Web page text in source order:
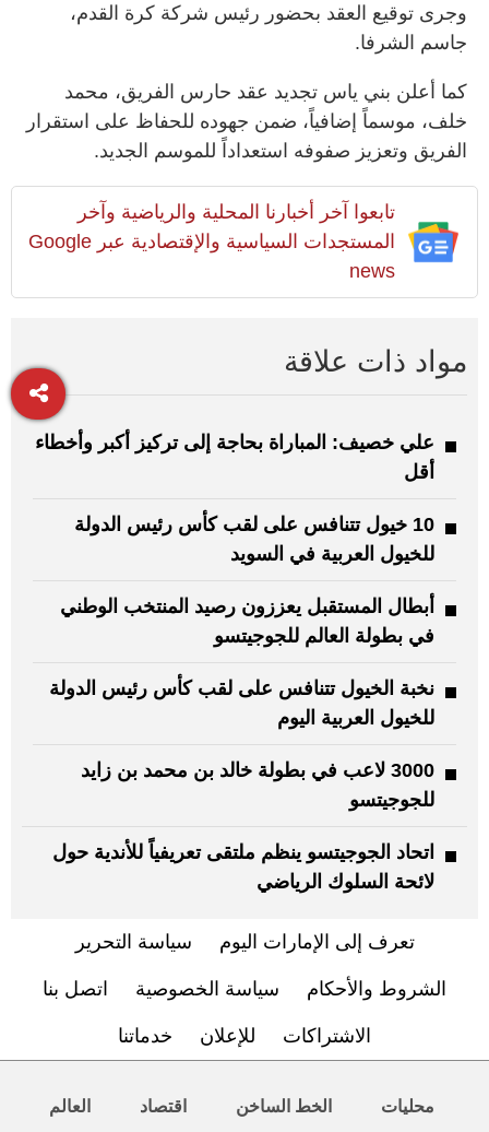
وجرى توقيع العقد بحضور رئيس شركة كرة القدم،
جاسم الشرفا.
كما أعلن بني ياس تجديد عقد حارس الفريق، محمد
خلف، موسماً إضافياً، ضمن جهوده للحفاظ على استقرار
الفريق وتعزيز صفوفه استعداداً للموسم الجديد.
تابعوا آخر أخبارنا المحلية والرياضية وآخر
المستجدات السياسية والإقتصادية عبر Google
news
مواد ذات علاقة
علي خصيف: المباراة بحاجة إلى تركيز أكبر وأخطاء
أقل
10 خيول تتنافس على لقب كأس رئيس الدولة
للخيول العربية في السويد
أبطال المستقبل يعززون رصيد المنتخب الوطني
في بطولة العالم للجوجيتسو
نخبة الخيول تتنافس على لقب كأس رئيس الدولة
للخيول العربية اليوم
3000 لاعب في بطولة خالد بن محمد بن زايد
للجوجيتسو
اتحاد الجوجيتسو ينظم ملتقى تعريفياً للأندية حول
لائحة السلوك الرياضي
تعرف إلى الإمارات اليوم سياسة التحرير
الشروط والأحكام سياسة الخصوصية اتصل بنا
الاشتراكات للإعلان خدماتنا
محليات الخط الساخن اقتصاد العالم